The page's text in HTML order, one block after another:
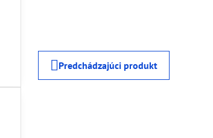
Predchádzajúci produkt